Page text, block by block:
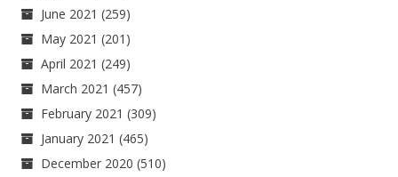
June 2021 (259)
May 2021 (201)
April 2021 (249)
March 2021 (457)
February 2021 (309)
January 2021 (465)
December 2020 (510)